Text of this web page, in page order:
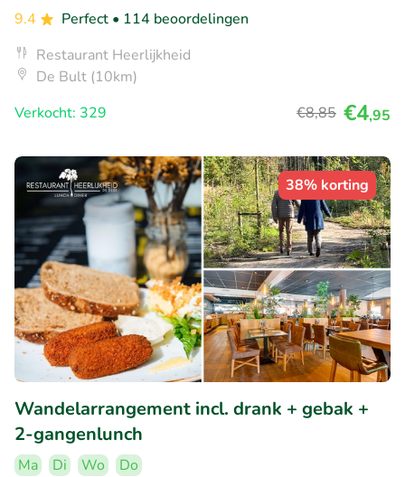
9.4
Perfect • 114 beoordelingen
Restaurant Heerlijkheid
De Bult (10km)
Verkocht: 329
€8,85 €4,95
38% korting
Wandelarrangement incl. drank + gebak +
2-gangenlunch
Ma Di Wo
Do